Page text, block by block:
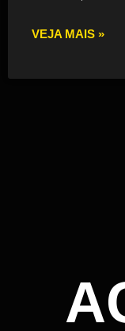
VEJA MAIS »